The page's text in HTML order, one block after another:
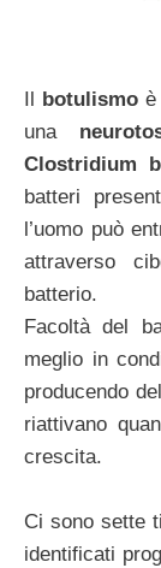
botulismoè
una
Clostridium
batteri
l’uomo può
attraverso
batterio.
Facoltà del
meglio in
producendo
riattivano
crescita.
Ci sono sette
identificati